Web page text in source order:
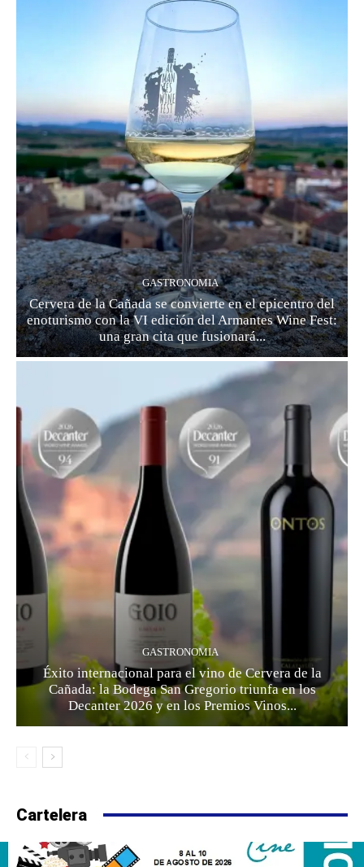
GASTRONOMIA
Cervera de la Cañada se convierte en el epicentro del
enoturismo con la VI edición del Armantes Wine Fest:
una gran cita que fusionará...
GASTRONOMIA
Éxito internacional para el vino de Cervera de la
Cañada: la Bodega San Gregorio triunfa en los
Decanter 2026 y en los Premios Vinos...
Cartelera